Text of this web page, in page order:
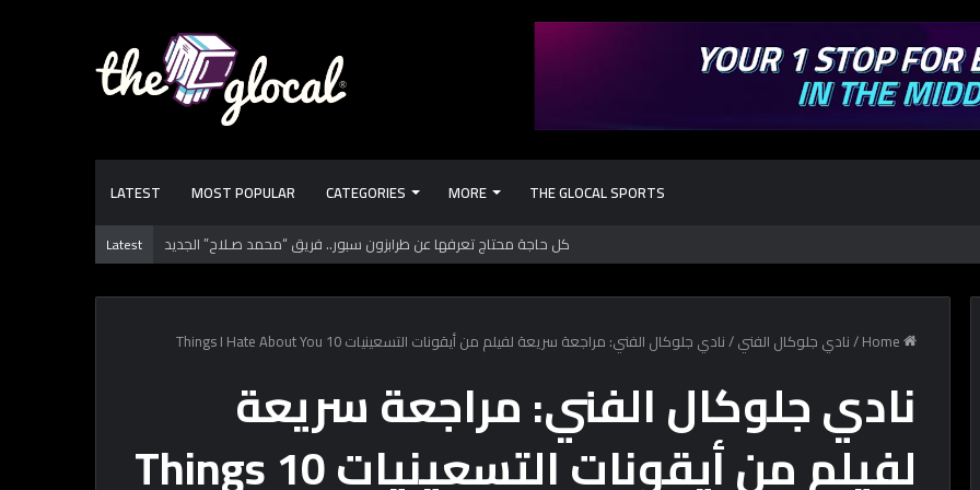
LATEST MOST POPULAR CATEGORIES MORE THE GLOCAL SPORTS
Latest الكتب دورها إيه؟ تعلمك وتفيدك.. ولا تعلم الـ “AI”؟
/نادي جلوكال الفني/نادي جلوكال الفني: مراجعة سريعة لفيلم من أيقونات التسعينيات 10 Things I Hate About You
نادي جلوكال الفني: مراجعة سريعة
لفيلم من أيقونات التسعينيات 10 Things